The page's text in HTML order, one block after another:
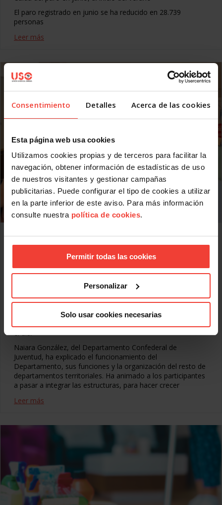
Consentimiento Detalles Acerca de las cookies
Esta página web usa cookies
Utilizamos cookies propias y de terceros para facilitar la
navegación, obtener información de estadísticas de uso
de nuestros visitantes y gestionar campañas
publicitarias. Puede configurar el tipo de cookies a utilizar
en la parte inferior de este aviso. Para más información
consulte nuestra política de cookies.
Permitir todas las cookies
Personalizar
Solo usar cookies necesarias
El paro registrado en junio se ha reducido en 28.739
personas
Leer más
La huelga y la CRS, protagonistas de la segunda
jornada de la Escuela Sindical de Verano
Las ponencias sobre el derecho de huelga y la CRS fueron el
la Escuela de Verano de USO
Hoy se ha celebrado la segunda jornada de formación de
jóvenes sindicalistas en la Escuela de Verano de USO.
el día.
Naiara González, del Departamento Confederal de
Juventud, ha explicado el funcionamiento del
Departamento, sus funciones y la organización del resto de
departamentos territoriales. Ha animado a los participantes
a pasar a integrar las estructuras, para hacer crecer
Leer más